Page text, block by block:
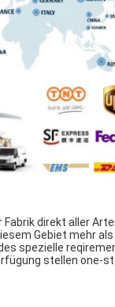
Fabrik direkt aller
Gebiet mehr
spezielle
stellen one-